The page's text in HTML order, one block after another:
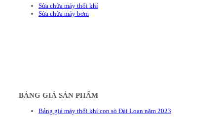
Sửa chữa máy thổi khí
Sửa chữa máy bơm
BẢNG GIÁ SẢN PHẨM
Bảng giá máy thổi khí con sò Đài Loan năm 2023